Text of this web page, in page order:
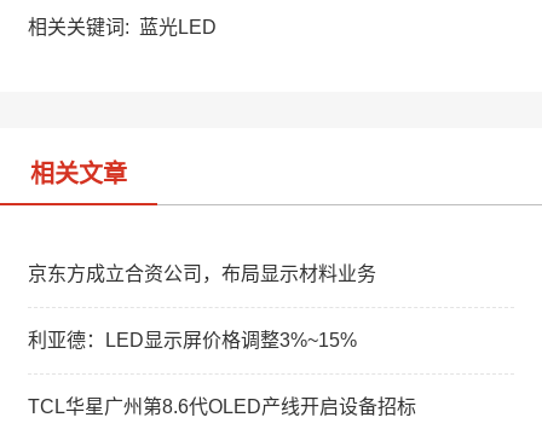
a
W
相关关键词: 蓝光LED
相关文章
京东方成立合资公司，布局显示材料业务
利亚德：LED显示屏价格调整3%~15%
TCL华星广州第8.6代OLED产线开启设备招标